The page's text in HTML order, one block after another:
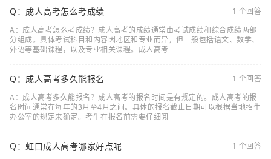
Q：成人高考怎么考成绩
1 个回答
A：成人高考怎么考成绩？成人高考的成绩通常由考试成绩和综合成绩两部
分组成。具体考试科目和内容因地区和专业而异，但一般包括语文、数学、
外语等基础课程，以及专业相关课程。成人高考
Q：成人高考多久能报名
1 个回答
A：成人高考多久能报名？成人高考的报名时间是有规定的。成人高考的报
名时间通常在每年的3月至4月之间。具体的报名截止日期可以根据当地招生
办公室的规定来确定。考生在报名前需要仔细阅
Q：虹口成人高考哪家好点呢
1 个回答